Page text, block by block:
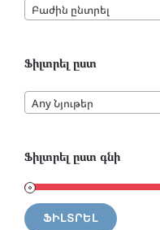
Բաժին ընտրել
Ֆիլտրել ըստ
Any Նյութեր
Ֆիլտրել ըստ գնի
ՖԻԼՏՐԵԼ